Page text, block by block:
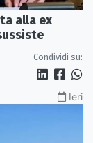
alla ex
Condividi su:
Ieri